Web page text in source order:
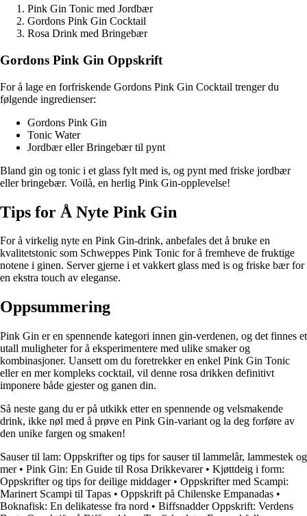
Pink Gin Tonic med Jordbær
Gordons Pink Gin Cocktail
Rosa Drink med Bringebær
Gordons Pink Gin Oppskrift
For å lage en forfriskende Gordons Pink Gin Cocktail trenger du
følgende ingredienser:
Gordons Pink Gin
Tonic Water
Jordbær eller Bringebær til pynt
Bland gin og tonic i et glass fylt med is, og pynt med friske jordbær
eller bringebær. Voilà, en herlig Pink Gin-opplevelse!
Tips for Å Nyte Pink Gin
For å virkelig nyte en Pink Gin-drink, anbefales det å bruke en
kvalitetstonic som Schweppes Pink Tonic for å fremheve de fruktige
notene i ginen. Server gjerne i et vakkert glass med is og friske bær for
en ekstra touch av eleganse.
Oppsummering
Pink Gin er en spennende kategori innen gin-verdenen, og det finnes et
utall muligheter for å eksperimentere med ulike smaker og
kombinasjoner. Uansett om du foretrekker en enkel Pink Gin Tonic
eller en mer kompleks cocktail, vil denne rosa drikken definitivt
imponere både gjester og ganen din.
Så neste gang du er på utkikk etter en spennende og velsmakende
drink, ikke nøl med å prøve en Pink Gin-variant og la deg forføre av
den unike fargen og smaken!
Sauser til lam: Oppskrifter og tips for sauser til lammelår, lammestek og
mer• Pink Gin: En Guide til Rosa Drikkevarer• Kjøttdeig i form:
Oppskrifter og tips for deilige middager• Oppskrifter med Scampi:
Marinert Scampi til Tapas • Oppskrift på Chilenske Empanadas •
Boknafisk: En delikatesse fra nord • Biffsnadder Oppskrift: Verdens